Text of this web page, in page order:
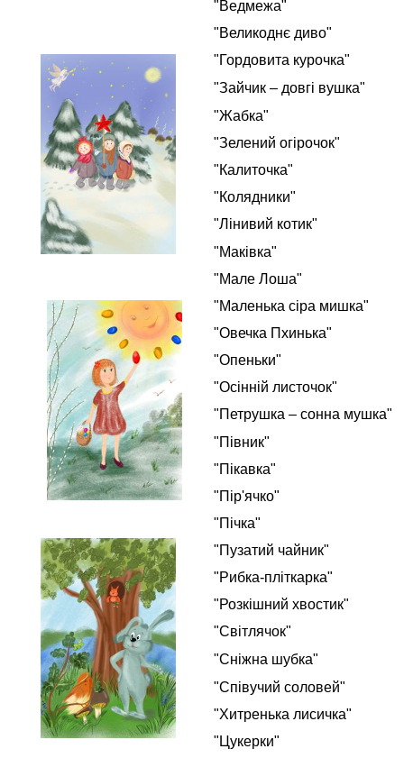
"Ведмежа"
"Великоднє диво"
"Гордовита курочка"
"Зайчик – довгі вушка"
"Жабка"
"Зелений огірочок"
"Калиточка"
"Колядники"
"Лінивий котик"
"Маківка"
"Мале Лоша"
"Маленька сіра мишка"
"Овечка Пхинька"
"Опеньки"
"Осінній листочок"
"Петрушка – сонна мушка"
"Півник"
"Пікавка"
"Пір'ячко"
"Пічка"
"Пузатий чайник"
"Рибка-пліткарка"
"Розкішний хвостик"
"Світлячок"
"Сніжна шубка"
"Співучий соловей"
"Хитренька лисичка"
"Цукерки"